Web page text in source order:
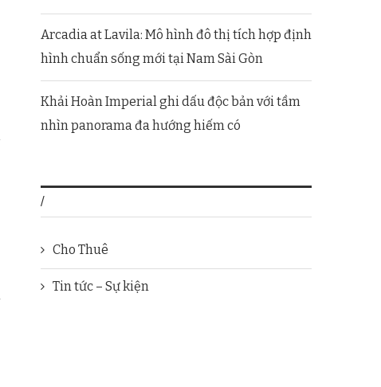
Arcadia at Lavila: Mô hình đô thị tích hợp định
hình chuẩn sống mới tại Nam Sài Gòn
Khải Hoàn Imperial ghi dấu độc bản với tầm
nhìn panorama đa hướng hiếm có
/
Cho Thuê
Tin tức – Sự kiện